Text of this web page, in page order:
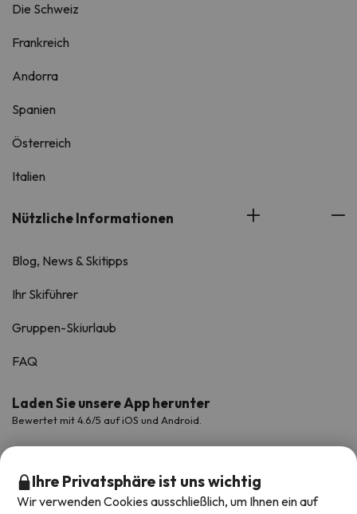
Die Schweiz
Frankreich
Andorra
Spanien
Österreich
Italien
Nützliche Informationen
Blog, News & Skitipps
Ihr Skiführer
Gruppen-Skiurlaub
FAQ
Laden Sie unsere App herunter
Bewertet mit 4.6/5 auf iOS und Android.
Ihre Privatsphäre ist uns wichtig
Wir verwenden Cookies ausschließlich, um Ihnen ein auf